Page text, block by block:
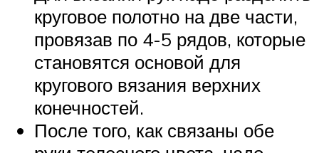
круговое полотно на две части,
провязав по 4-5 рядов, которые
становятся основой для
кругового вязания верхних
конечностей.
После того, как связаны обе